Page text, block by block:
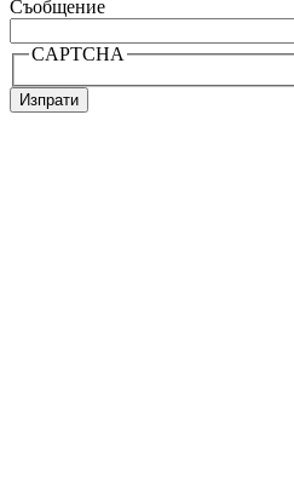
Съобщение
CAPTCHA